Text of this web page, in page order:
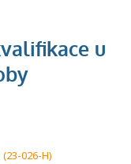
(23-026-H)